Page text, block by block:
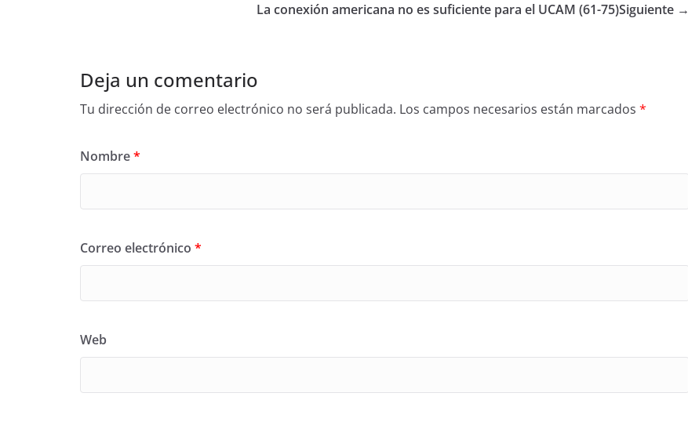
La conexión americana no es suficiente para el UCAM (61-75)Siguiente →
Deja un comentario
Tu dirección de correo electrónico no será publicada. Los campos necesarios están marcados *
Nombre*
Correo electrónico *
Web